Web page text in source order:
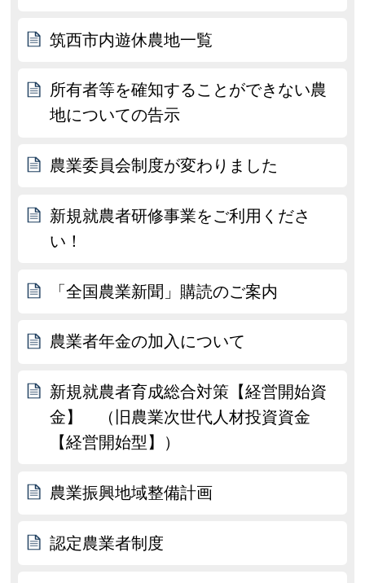
筑西市内遊休農地一覧
所有者等を確知することができない農
地についての告示
農業委員会制度が変わりました
新規就農者研修事業をご利用くださ
い！
「全国農業新聞」購読のご案内
農業者年金の加入について
新規就農者育成総合対策【経営開始資
金】 （旧農業次世代人材投資資金
【経営開始型】）
農業振興地域整備計画
認定農業者制度